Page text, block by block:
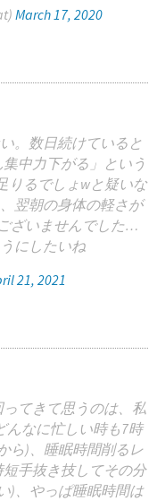
March 17, 2020
。数日続けていると
中力下がる」という
りるでしょwと疑いな
翌朝の身体の軽さが
ざいませんでした…
にしたいね
21, 2021
てきて思うのは、私
んなに忙しい時も7時
ら)、睡眠時間削るレ
手抜き技してその分
)、やっぱ睡眠時間は